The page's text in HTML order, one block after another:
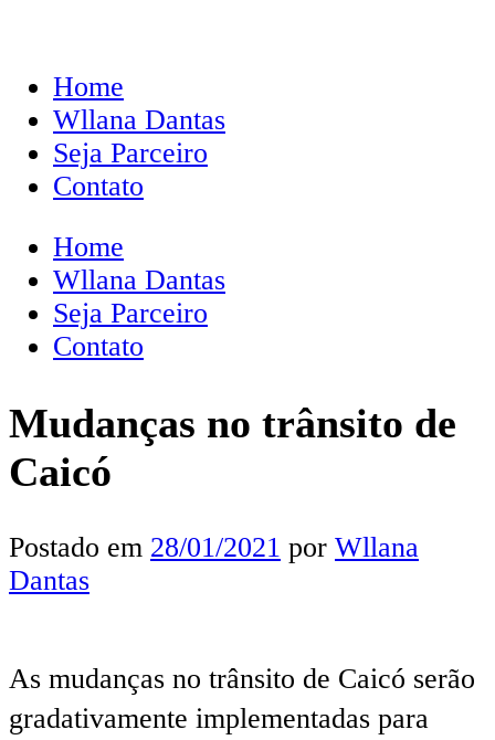
Home
Wllana Dantas
Seja Parceiro
Contato
Home
Wllana Dantas
Seja Parceiro
Contato
Mudanças no trânsito de
Caicó
Postado em 28/01/2021 por Wllana
Dantas
As mudanças no trânsito de Caicó serão
gradativamente implementadas para